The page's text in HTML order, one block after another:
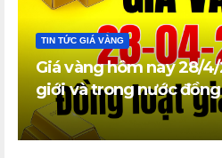
TIN TỨC GIÁ VÀNG
Giá vàng hôm nay 28/
giới và trong nước